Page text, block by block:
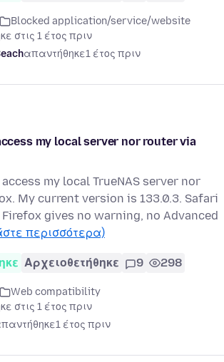
Blocked application/service/website
στις 1 έτος πριν
απαντήθηκε1 έτος πριν
my local server nor router via
my local TrueNAS server nor
My current version is 133.0.3. Safari
gives no warning, no Advanced
περισσότερα)
Αρχειοθετήθηκε 9 298
Web compatibility
στις 1 έτος πριν
1 έτος πριν